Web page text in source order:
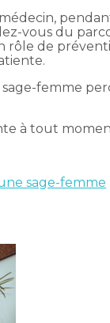
vous du
rôle de
femme
à tout
sage-femme